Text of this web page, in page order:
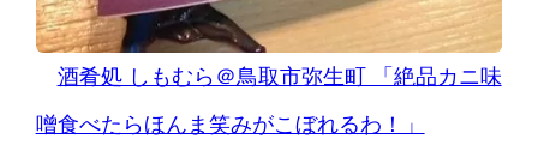
酒肴処 しもむら＠鳥取市弥生町 「絶品カニ味
噌食べたらほんま笑みがこぼれるわ！」